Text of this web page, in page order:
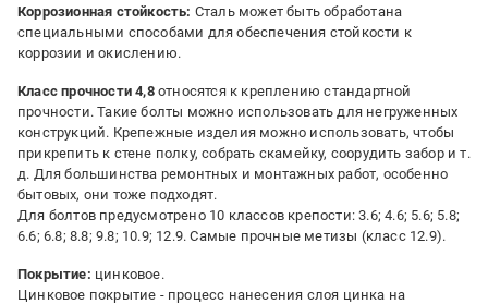
Коррозионная стойкость: Сталь может быть обработана
специальными способами для обеспечения стойкости к
коррозии и окислению.
Класс прочности 4,8 относятся к креплению стандартной
прочности. Такие болты можно использовать для негруженных
конструкций. Крепежные изделия можно использовать, чтобы
прикрепить к стене полку, собрать скамейку, соорудить забор и т.
д. Для большинства ремонтных и монтажных работ, особенно
бытовых, они тоже подходят.
Для болтов предусмотрено 10 классов крепости: 3.6; 4.6; 5.6; 5.8;
6.6; 6.8; 8.8; 9.8; 10.9; 12.9. Самые прочные метизы (класс 12.9).
Покрытие: цинковое.
Цинковое покрытие - процесс нанесения слоя цинка на